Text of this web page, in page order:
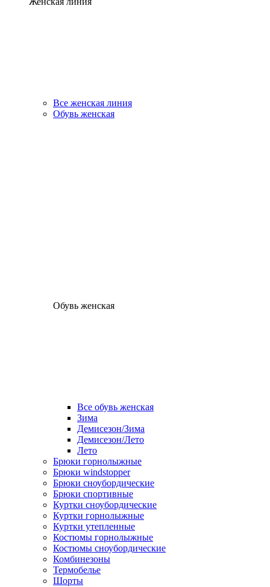
Все женская линия
Обувь женская
Обувь женская
Все обувь женская
Зима
Демисезон/Зима
Демисезон/Лето
Лето
Брюки горнолыжные
Брюки windstopper
Брюки сноубордические
Брюки спортивные
Куртки сноубордические
Куртки горнолыжные
Куртки утепленные
Костюмы горнолыжные
Костюмы сноубордические
Комбинезоны
Термобелье
Шорты